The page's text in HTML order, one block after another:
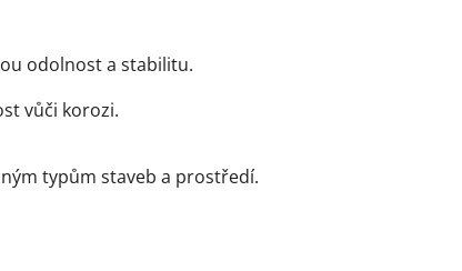
odolnost a stabilitu.
vůči korozi.
typům staveb a prostředí.